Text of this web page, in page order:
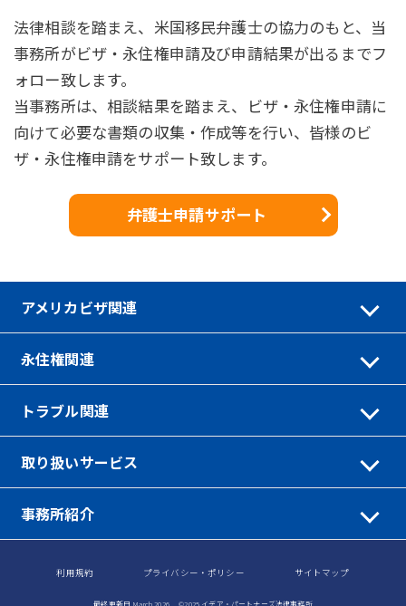
法律相談を踏まえ、米国移民弁護士の協力のもと、当
事務所がビザ・永住権申請及び申請結果が出るまでフ
ォロー致します。
当事務所は、相談結果を踏まえ、ビザ・永住権申請に
向けて必要な書類の収集・作成等を行い、皆様のビ
ザ・永住権申請をサポート致します。
弁護士申請サポート
アメリカビザ関連
永住権関連
トラブル関連
取り扱いサービス
事務所紹介
利用規約 プライバシー・ポリシー サイトマップ
最終更新日 March 2026 ©2025 イデア・パートナーズ法律事務所